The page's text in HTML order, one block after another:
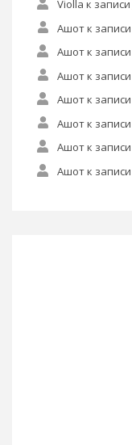
Violla к записи
Ашотк записи
Ашотк записи
Ашотк записи
Ашотк записи
Ашотк записи
Ашотк записи
Ашотк записи